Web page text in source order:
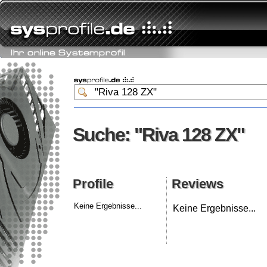
Suche: "Riva 128 ZX"
Suche: "Riva 128 ZX"
Profile
Profile
Keine Ergebnisse...
Reviews
Reviews
Keine Ergebnisse...